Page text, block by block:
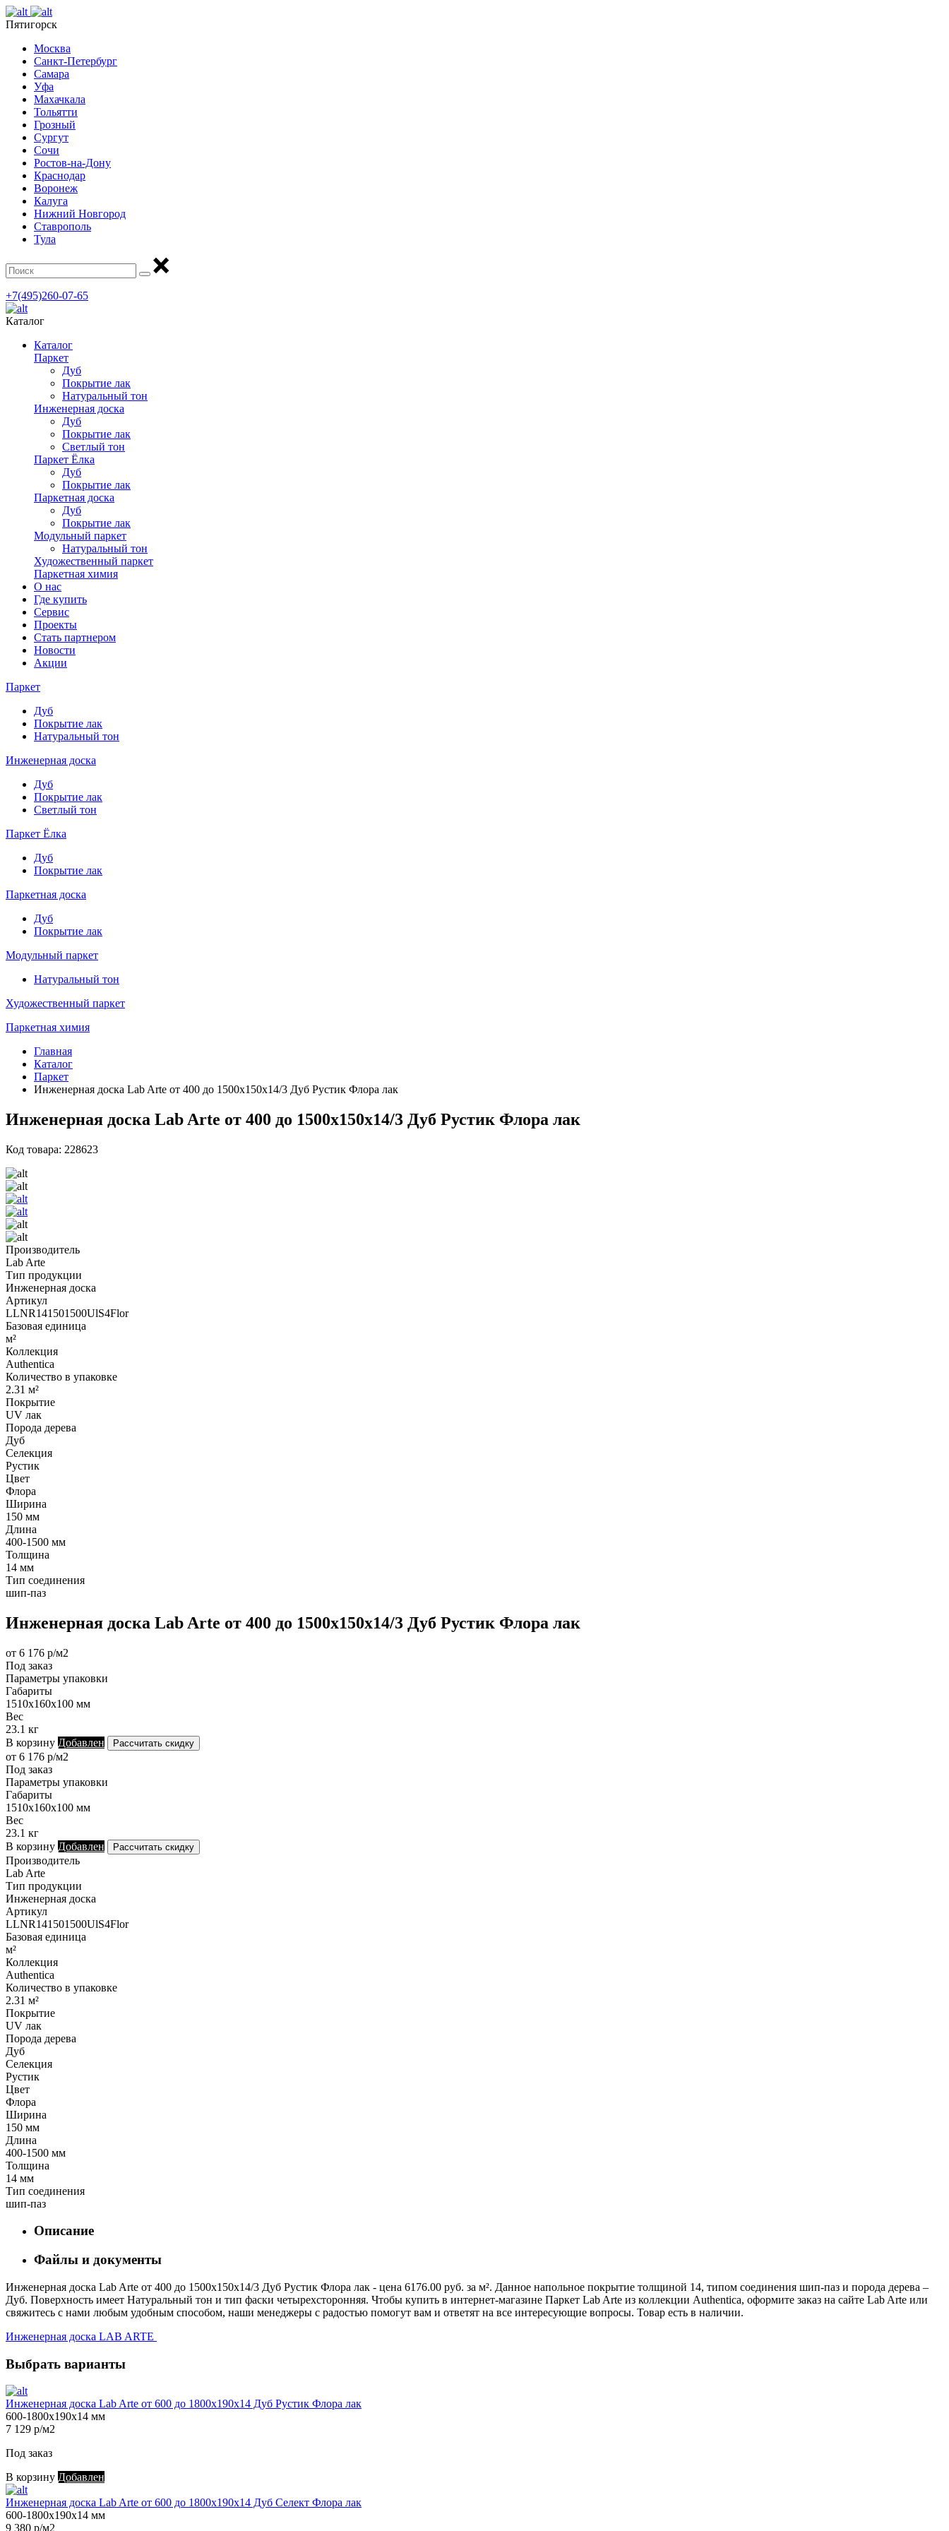
Пятигорск
Москва
Санкт-Петербург
Самара
Уфа
Махачкала
Тольятти
Грозный
Сургут
Сочи
Ростов-на-Дону
Краснодар
Воронеж
Калуга
Нижний Новгород
Ставрополь
Тула
+7(495)260-07-65
Каталог
Каталог
Паркет
Дуб
Покрытие лак
Натуральный тон
Инженерная доска
Дуб
Покрытие лак
Светлый тон
Паркет Ёлка
Дуб
Покрытие лак
Паркетная доска
Дуб
Покрытие лак
Модульный паркет
Натуральный тон
Художественный паркет
Паркетная химия
О нас
Где купить
Сервис
Проекты
Стать партнером
Новости
Акции
Паркет
Дуб
Покрытие лак
Натуральный тон
Инженерная доска
Дуб
Покрытие лак
Светлый тон
Паркет Ёлка
Дуб
Покрытие лак
Паркетная доска
Дуб
Покрытие лак
Модульный паркет
Натуральный тон
Художественный паркет
Паркетная химия
Главная
Каталог
Паркет
Инженерная доска Lab Arte от 400 до 1500х150х14/3 Дуб Рустик Флора лак
Инженерная доска Lab Arte от 400 до 1500х150х14/3 Дуб Рустик Флора лак
Код товара: 228623
Производитель
Lab Arte
Тип продукции
Инженерная доска
Артикул
LLNR141501500UlS4Flor
Базовая единица
м²
Коллекция
Authentica
Количество в упаковке
2.31 м²
Покрытие
UV лак
Порода дерева
Дуб
Селекция
Рустик
Цвет
Флора
Ширина
150 мм
Длина
400-1500 мм
Толщина
14 мм
Тип соединения
шип-паз
Инженерная доска Lab Arte от 400 до 1500х150х14/3 Дуб Рустик Флора лак
от 6 176 р/м2
Под заказ
Параметры упаковки
Габариты
1510х160х100 мм
Вес
23.1 кг
В корзину Добавлен Рассчитать скидку
от 6 176 р/м2
Под заказ
Параметры упаковки
Габариты
1510х160х100 мм
Вес
23.1 кг
В корзину Добавлен Рассчитать скидку
Производитель
Lab Arte
Тип продукции
Инженерная доска
Артикул
LLNR141501500UlS4Flor
Базовая единица
м²
Коллекция
Authentica
Количество в упаковке
2.31 м²
Покрытие
UV лак
Порода дерева
Дуб
Селекция
Рустик
Цвет
Флора
Ширина
150 мм
Длина
400-1500 мм
Толщина
14 мм
Тип соединения
шип-паз
Описание
Файлы и документы
Инженерная доска Lab Arte от 400 до 1500х150х14/3 Дуб Рустик Флора лак - цена 6176.00 руб. за м². Данное напольное покрытие толщиной 14, типом соединения шип-паз и порода дерева –
Дуб. Поверхность имеет Натуральный тон и тип фаски четырехсторонняя. Чтобы купить в интернет-магазине Паркет Lab Arte из коллекции Authentica, оформите заказ на сайте Lab Arte или
свяжитесь с нами любым удобным способом, наши менеджеры с радостью помогут вам и ответят на все интересующие вопросы. Товар есть в наличии.
Инженерная доска LAB ARTE
Выбрать варианты
Инженерная доска Lab Arte от 600 до 1800х190х14 Дуб Рустик Флора лак
600-1800х190х14 мм
7 129 р/м2
Под заказ
В корзину Добавлен
Инженерная доска Lab Arte от 600 до 1800х190х14 Дуб Селект Флора лак
600-1800х190х14 мм
9 380 р/м2